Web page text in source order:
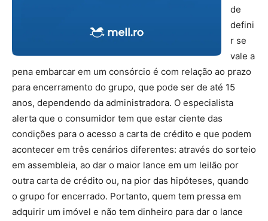
de
defini
r se
vale a
pena embarcar em um consórcio é com relação ao prazo
para encerramento do grupo, que pode ser de até 15
anos, dependendo da administradora. O especialista
alerta que o consumidor tem que estar ciente das
condições para o acesso a carta de crédito e que podem
acontecer em três cenários diferentes: através do sorteio
em assembleia, ao dar o maior lance em um leilão por
outra carta de crédito ou, na pior das hipóteses, quando
o grupo for encerrado. Portanto, quem tem pressa em
adquirir um imóvel e não tem dinheiro para dar o lance